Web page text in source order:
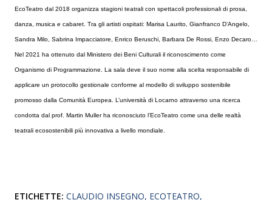
EcoTeatro dal 2018 organizza stagioni teatrali con spettacoli professionali di prosa,
danza, musica e cabaret. Tra gli artisti ospitati: Marisa Laurito, Gianfranco D’Angelo,
Sandra Milo, Sabrina Impacciatore, Enrico Beruschi, Barbara De Rossi, Enzo Decaro…
Nel 2021 ha ottenuto dal Ministero dei Beni Culturali il riconoscimento come
Organismo di Programmazione. La sala deve il suo nome alla scelta responsabile di
applicare un protocollo gestionale conforme al modello di sviluppo sostenibile
promosso dalla Comunità Europea. L’università di Locarno attraverso una ricerca
condotta dal prof. Martin Muller ha riconosciuto l’EcoTeatro come una delle realtà
teatrali ecosostenibili più innovativa a livello mondiale.
ETICHETTE: CLAUDIO INSEGNO ECOTEATRO